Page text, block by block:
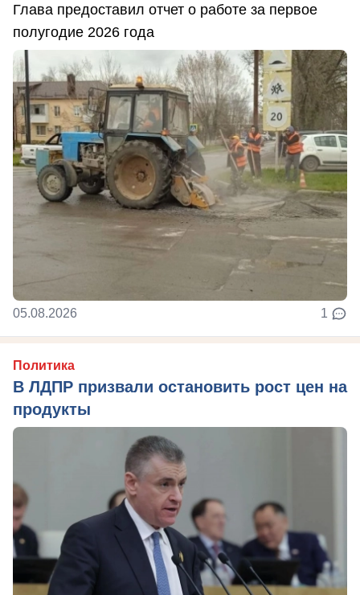
Глава предоставил отчет о работе за первое
полугодие 2026 года
05.08.2026 1
Политика
В ЛДПР призвали остановить рост цен на
продукты